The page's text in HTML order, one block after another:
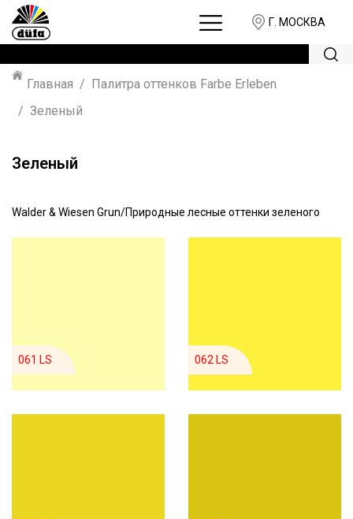
Г. МОСКВА
Главная
Палитра оттенков Farbe Erleben
Зеленый
Зеленый
Walder & Wiesen Grun/Природные лесные оттенки зеленого
061 LS 062 LS